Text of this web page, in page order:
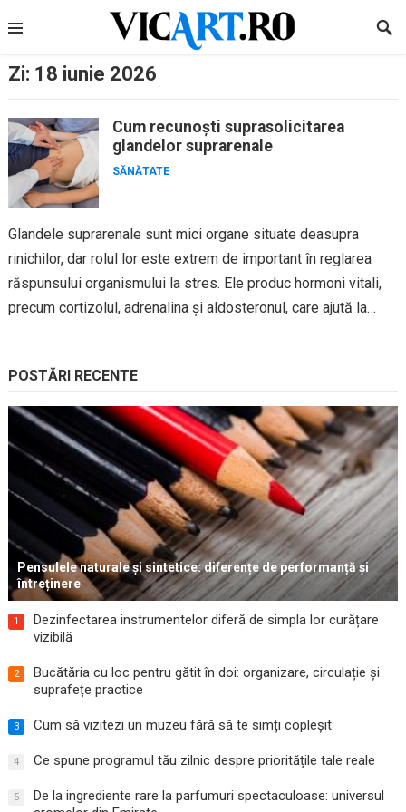
to
Zi: 18 iunie 2026
Cum recunoști suprasolicitarea
glandelor suprarenale
SĂNĂTATE
Glandele suprarenale sunt mici organe situate deasupra
rinichilor, dar rolul lor este extrem de important în reglarea
răspunsului organismului la stres. Ele produc hormoni vitali,
precum cortizolul, adrenalina și aldosteronul, care ajută la
POSTĂRI RECENTE
Pensulele naturale și sintetice: diferențe de performanță și
întreținere
1
Dezinfectarea instrumentelor diferă de simpla lor curățare
vizibilă
2
Bucătăria cu loc pentru gătit în doi: organizare, circulație și
suprafețe practice
3 Cum să vizitezi un muzeu fără să te simți copleșit
4 Ce spune programul tău zilnic despre prioritățile tale reale
5
De la ingrediente rare la parfumuri spectaculoase: universul